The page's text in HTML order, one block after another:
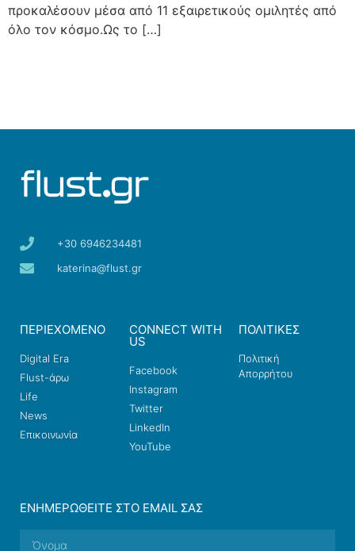
προκαλέσουν μέσα από 11 εξαιρετικούς ομιλητές από
όλο τον κόσμο.Ως το […]
+30 6946234481
katerina@flust.gr
ΠΕΡΙΕΧΟΜΕΝΟ
Digital Era
Flust-άρω
Life
News
Επικοινωνία
CONNECT WITH
US
Facebook
Instagram
Twitter
LinkedIn
YouTube
ΠΟΛΙΤΙΚΕΣ
Πολιτική
Απορρήτου
ΕΝΗΜΕΡΩΘΕΊΤΕ ΣΤΟ EMAIL ΣΑΣ